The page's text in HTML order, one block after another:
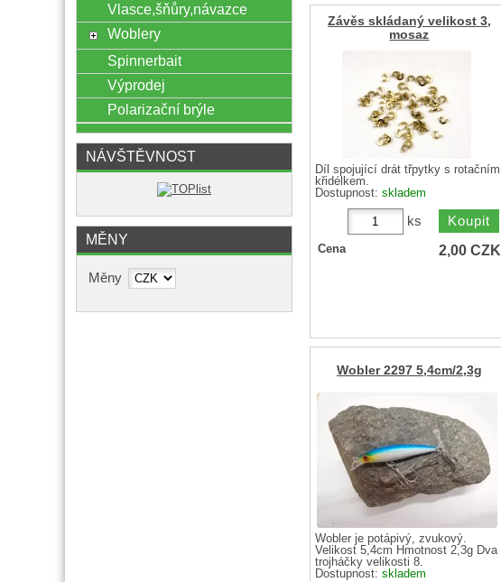
Závěs skládaný velikost 3,
mosaz
Díl spojující drát třpytky s rotačním
křidélkem.
Dostupnost: skladem
ks
Cena 2,00 CZK
Wobler 2297 5,4cm/2,3g
Wobler je potápivý, zvukový.
Velikost 5,4cm Hmotnost 2,3g Dva
trojháčky velikosti 8.
Dostupnost: skladem
Vlasce,šňůry,návazce
Woblery
Spinnerbait
Výprodej
Polarizační brýle
NÁVŠTĚVNOST
MĚNY
Měny